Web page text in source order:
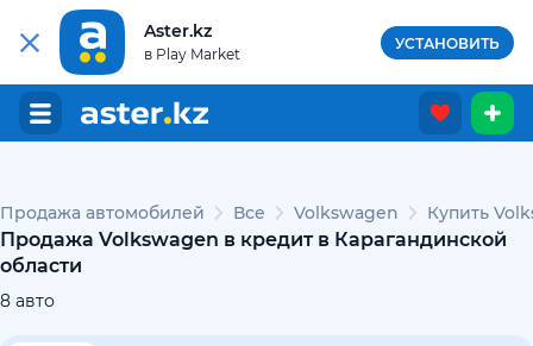
Aster.kz
в Play Market
УСТАНОВИТЬ
Продажа автомобилей Все Volkswagen Купить
Продажа Volkswagen в кредит в Карагандинской
области
8 авто